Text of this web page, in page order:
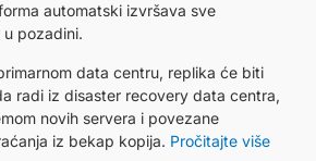
automatski izvršava sve
pozadini.
data centru, replika će biti
radi iz disaster recovery data centra,
novih servera i povezane
iz bekap kopija. Pročitajte više